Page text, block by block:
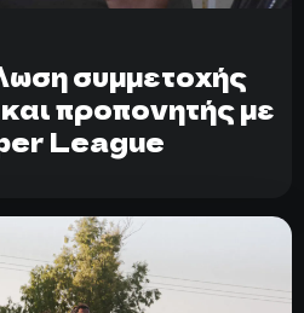
συμμετοχής
προπονητής με
League